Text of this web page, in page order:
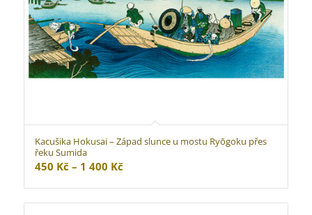
Kacušika Hokusai – Západ slunce u mostu Ryōgoku přes
řeku Sumida
450 Kč – 1 400 KčRozpětí